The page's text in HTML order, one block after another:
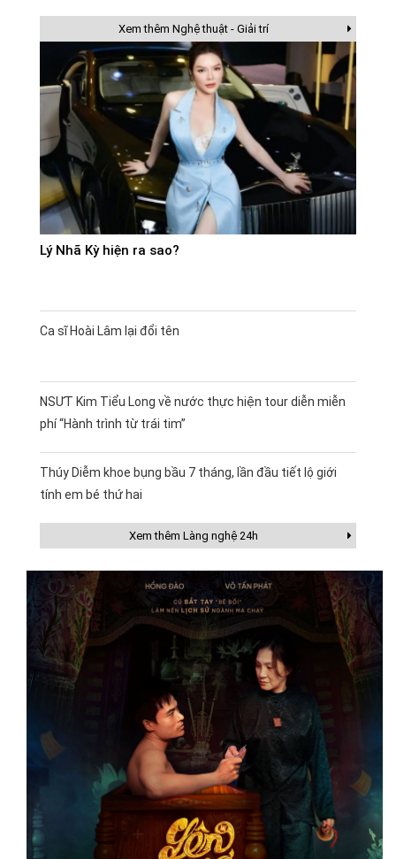
Xem thêm Nghệ thuật - Giải trí
Lý Nhã Kỳ hiện ra sao?
Ca sĩ Hoài Lâm lại đổi tên
NSƯT Kim Tiểu Long về nước thực hiện tour diễn miễn
phí “Hành trình từ trái tim”
Thúy Diễm khoe bụng bầu 7 tháng, lần đầu tiết lộ giới
tính em bé thứ hai
Xem thêm Làng nghệ 24h